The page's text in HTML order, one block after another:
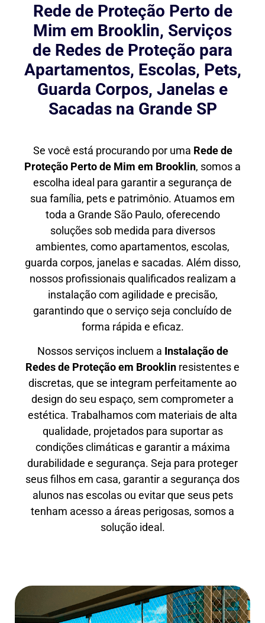
Rede de Proteção Perto de
Mim em Brooklin, Serviços
de Redes de Proteção para
Apartamentos, Escolas, Pets,
Guarda Corpos, Janelas e
Sacadas na Grande SP
Se você está procurando por uma Rede de
Proteção Perto de Mim em Brooklin, somos a
escolha ideal para garantir a segurança de
sua família, pets e patrimônio. Atuamos em
toda a Grande São Paulo, oferecendo
soluções sob medida para diversos
ambientes, como apartamentos, escolas,
guarda corpos, janelas e sacadas. Além disso,
nossos profissionais qualificados realizam a
instalação com agilidade e precisão,
garantindo que o serviço seja concluído de
forma rápida e eficaz.
Nossos serviços incluem a Instalação de
Redes de Proteção em Brooklin resistentes e
discretas, que se integram perfeitamente ao
design do seu espaço, sem comprometer a
estética. Trabalhamos com materiais de alta
qualidade, projetados para suportar as
condições climáticas e garantir a máxima
durabilidade e segurança. Seja para proteger
seus filhos em casa, garantir a segurança dos
alunos nas escolas ou evitar que seus pets
tenham acesso a áreas perigosas, somos a
solução ideal.